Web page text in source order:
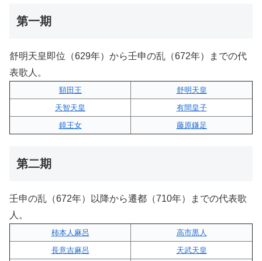
第一期
舒明天皇即位（629年）から壬申の乱（672年）までの代
表歌人。
額田王
舒明天皇
天智天皇
有間皇子
鏡王女
藤原鎌足
第二期
壬申の乱（672年）以降から遷都（710年）までの代表歌
人。
柿本人麻呂
高市黒人
長意吉麻呂
天武天皇